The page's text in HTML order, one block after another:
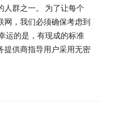
人群之一。 为了让每个
网，我们必须确保考虑到
运的是，有现成的标准
提供商指导用户采用无密